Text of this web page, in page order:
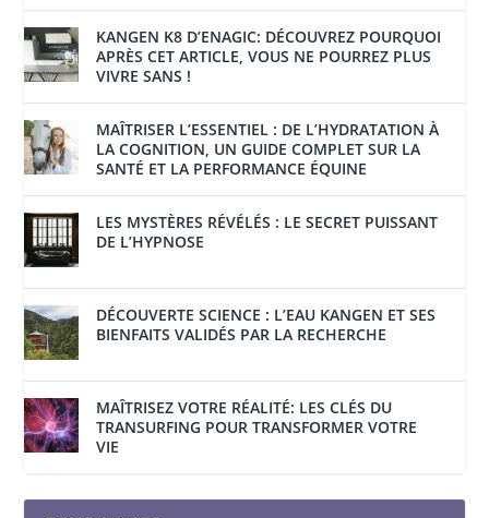
KANGEN K8 D’ENAGIC: DÉCOUVREZ POURQUOI
APRÈS CET ARTICLE, VOUS NE POURREZ PLUS
VIVRE SANS !
MAÎTRISER L’ESSENTIEL : DE L’HYDRATATION À
LA COGNITION, UN GUIDE COMPLET SUR LA
SANTÉ ET LA PERFORMANCE ÉQUINE
LES MYSTÈRES RÉVÉLÉS : LE SECRET PUISSANT
DE L’HYPNOSE
DÉCOUVERTE SCIENCE : L’EAU KANGEN ET SES
BIENFAITS VALIDÉS PAR LA RECHERCHE
MAÎTRISEZ VOTRE RÉALITÉ: LES CLÉS DU
TRANSURFING POUR TRANSFORMER VOTRE
VIE